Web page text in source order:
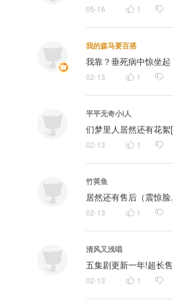
05-16 1
我的森马要百搭
我靠？垂死病中惊坐
02-13 1
平平无奇小i人
们梦里人居然还有花
02-13 1
竹荚鱼
居然还有售后（震惊脸
02-13 1
清风又浅唱
五集剧更新一年!超长
02-13 1